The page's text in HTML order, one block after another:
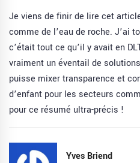
Je viens de finir de lire cet
comme de l’eau de roche. J’ai
c’était tout ce qu’il y avait en
vraiment un éventail de
puisse mixer transparence et
d’enfant pour les secteurs
pour ce résumé ultra-précis !
Yves Briend